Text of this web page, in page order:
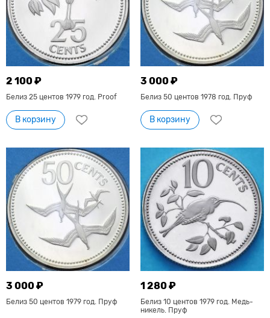
2 100 ₽
Белиз 25 центов 1979 год. Proof
В корзину
3 000 ₽
Белиз 50 центов 1978 год. Пруф
В корзину
3 000 ₽
Белиз 50 центов 1979 год. Пруф
1 280 ₽
Белиз 10 центов 1979 год. Медь-
никель. Пруф